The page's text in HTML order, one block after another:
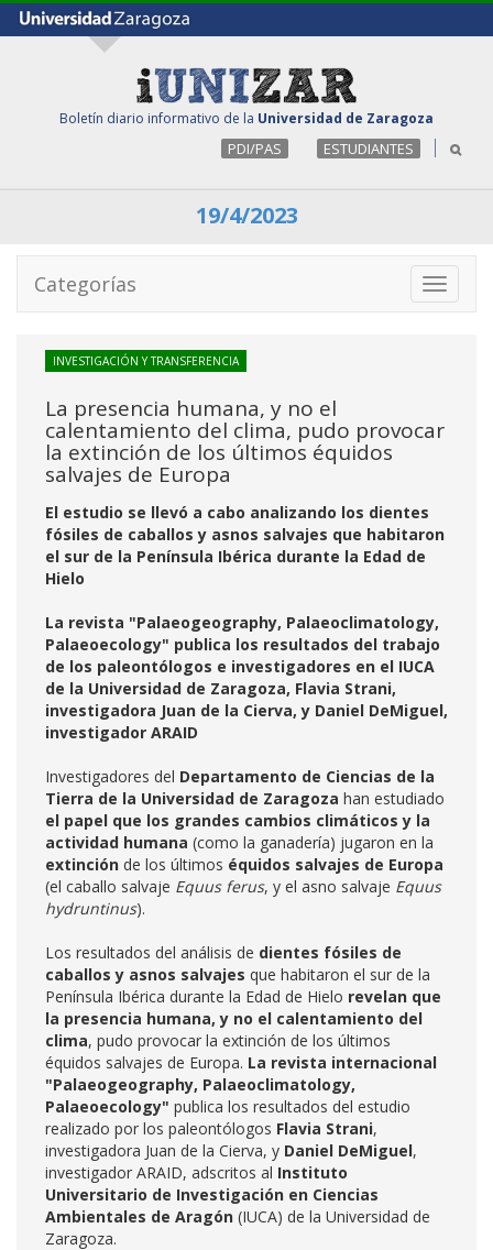
Boletín diario informativo de la Universidad de Zaragoza
PDI/PAS ESTUDIANTES
19/4/2023
Toggle
Categorías
INVESTIGACIÓN Y TRANSFERENCIA
La presencia humana, y no el
calentamiento del clima, pudo provocar
la extinción de los últimos équidos
salvajes de Europa
El estudio se llevó a cabo analizando los dientes
fósiles de caballos y asnos salvajes que habitaron
el sur de la Península Ibérica durante la Edad de
Hielo
La revista "Palaeogeography, Palaeoclimatology,
Palaeoecology" publica los resultados del trabajo
de los paleontólogos e investigadores en el IUCA
de la Universidad de Zaragoza, Flavia Strani,
investigadora Juan de la Cierva, y Daniel DeMiguel,
investigador ARAID
Investigadores del Departamento de Ciencias de la
Tierra de la Universidad de Zaragoza han estudiado
el papel que los grandes cambios climáticos y la
actividad humana (como la ganadería) jugaron en la
extinción de los últimos équidos salvajes de Europa
(el caballo salvaje Equus ferus, y el asno salvaje Equus
hydruntinus).
Los resultados del análisis de dientes fósiles de
caballos y asnos salvajes que habitaron el sur de la
Península Ibérica durante la Edad de Hielo revelan que
la presencia humana, y no el calentamiento del
clima, pudo provocar la extinción de los últimos
équidos salvajes de Europa. La revista internacional
"Palaeogeography, Palaeoclimatology,
Palaeoecology" publica los resultados del estudio
realizado por los paleontólogos Flavia Strani,
investigadora Juan de la Cierva, y Daniel DeMiguel,
investigador ARAID, adscritos al Instituto
Universitario de Investigación en Ciencias
Ambientales de Aragón (IUCA) de la Universidad de
Zaragoza.